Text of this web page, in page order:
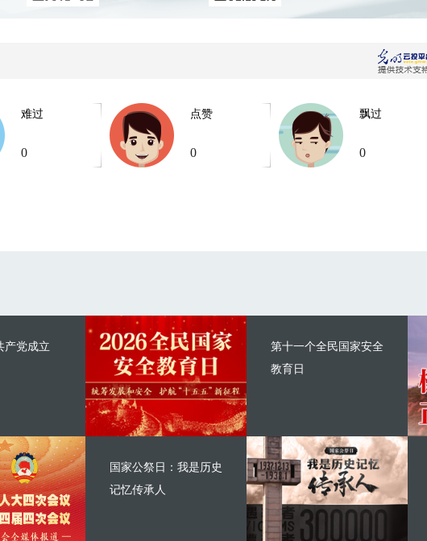
难过
0
点赞
0
飘过
0
产党成立
第十一个全民国家安全
教育日
国家公祭日：我是历史
记忆传承人